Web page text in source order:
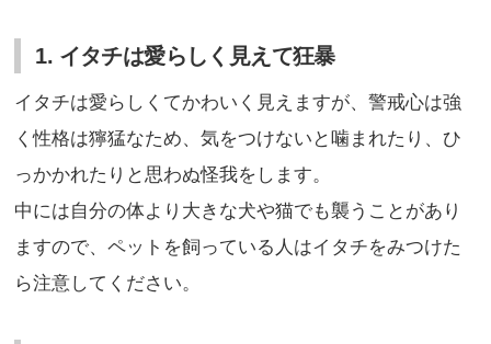
1. イタチは愛らしく見えて狂暴
イタチは愛らしくてかわいく見えますが、警戒心は強
く性格は獰猛なため、気をつけないと噛まれたり、ひ
っかかれたりと思わぬ怪我をします。
中には自分の体より大きな犬や猫でも襲うことがあり
ますので、ペットを飼っている人はイタチをみつけた
ら注意してください。